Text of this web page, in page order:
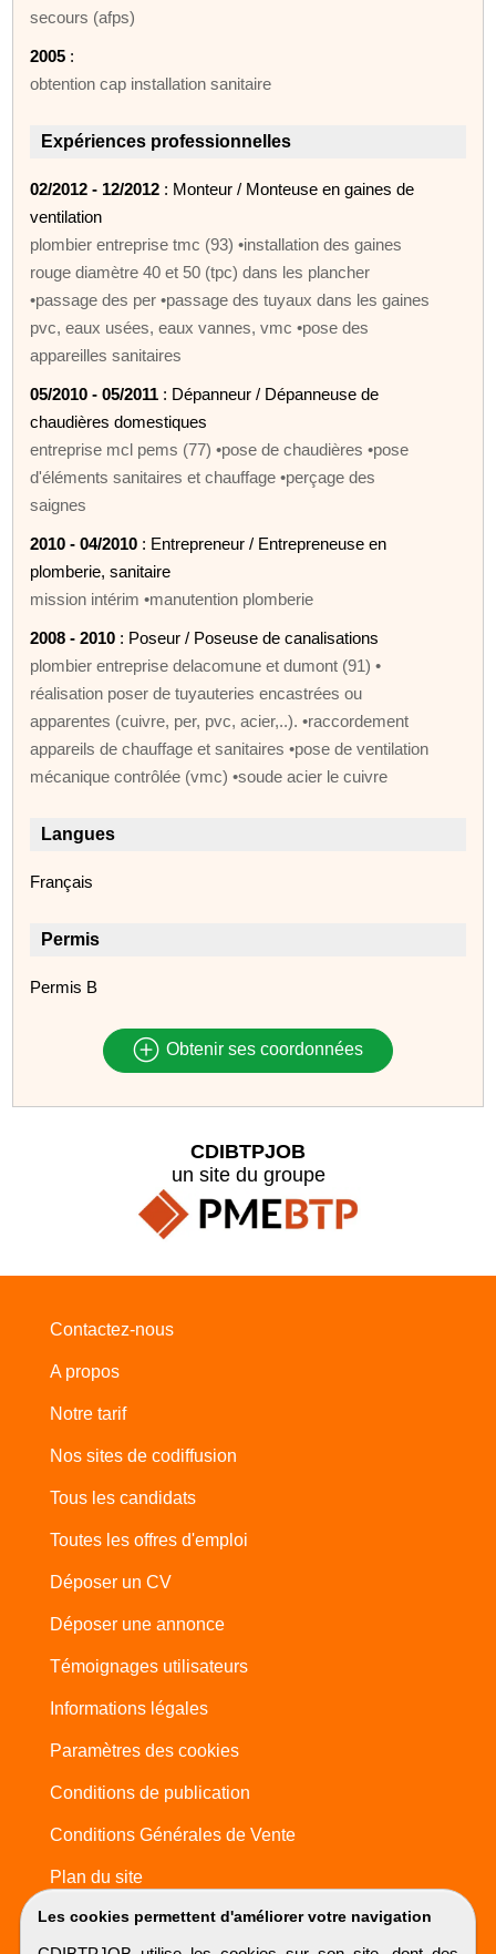
secours (afps)
2005 :
obtention cap installation sanitaire
Expériences professionnelles
02/2012 - 12/2012 : Monteur / Monteuse en gaines de
ventilation
plombier entreprise tmc (93) •installation des gaines
rouge diamètre 40 et 50 (tpc) dans les plancher
•passage des per •passage des tuyaux dans les gaines
pvc, eaux usées, eaux vannes, vmc •pose des
appareilles sanitaires
05/2010 - 05/2011 : Dépanneur / Dépanneuse de
chaudières domestiques
entreprise mcl pems (77) •pose de chaudières •pose
d'éléments sanitaires et chauffage •perçage des
saignes
2010 - 04/2010 : Entrepreneur / Entrepreneuse en
plomberie, sanitaire
mission intérim •manutention plomberie
2008 - 2010 : Poseur / Poseuse de canalisations
plombier entreprise delacomune et dumont (91) •
réalisation poser de tuyauteries encastrées ou
apparentes (cuivre, per, pvc, acier,..). •raccordement
appareils de chauffage et sanitaires •pose de ventilation
mécanique contrôlée (vmc) •soude acier le cuivre
Langues
Français
Permis
Permis B
Obtenir ses coordonnées
Les cookies permettent d'améliorer votre navigation
CDIBTPJOB
un site du groupe
Contactez-nous
A propos
Notre tarif
Nos sites de codiffusion
Tous les candidats
Toutes les offres d'emploi
Déposer un CV
Déposer une annonce
Témoignages utilisateurs
Informations légales
Paramètres des cookies
Conditions de publication
Conditions Générales de Vente
Plan du site